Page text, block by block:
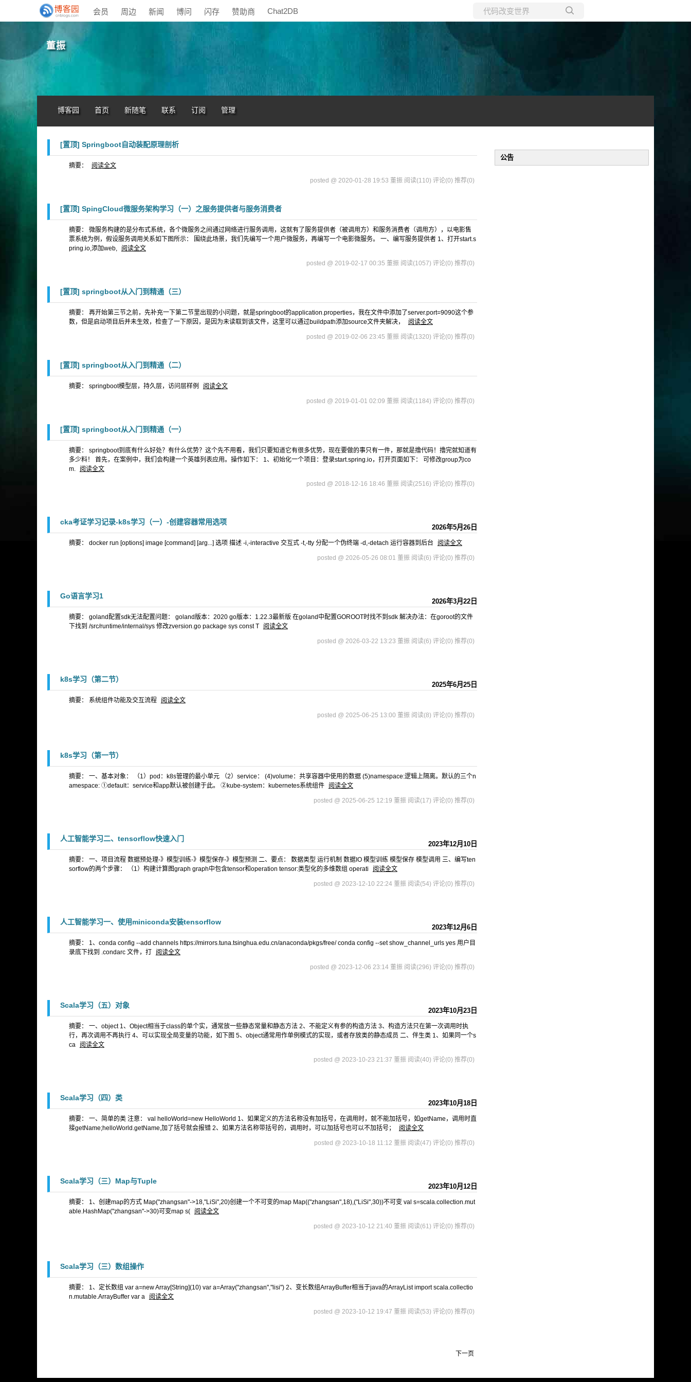
会员 周边 新闻 博问 闪存 赞助商 Chat2DB
董振
博客园 首页 新随笔 联系 订阅 管理
[置顶] Springboot自动装配原理剖析
摘要： 阅读全文
posted @ 2020-01-28 19:53 董振 阅读(110) 评论(0) 推荐(0)
[置顶] SpingCloud微服务架构学习（一）之服务提供者与服务消费者
摘要： 微服务构建的是分布式系统，各个微服务之间通过网络进行服务调用，这就有了服务提供者（被调用方）和服务消费者（调用方），以电影售
票系统为例，假设服务调用关系如下图所示： 围绕此场景，我们先编写一个用户微服务，再编写一个电影微服务。 一、编写服务提供者 1、打开start.s
pring.io,添加web,
阅读全文
posted @ 2019-02-17 00:35 董振 阅读(1057) 评论(0) 推荐(0)
[置顶] springboot从入门到精通（三）
摘要： 再开始第三节之前，先补充一下第二节里出现的小问题，就是springboot的application.properties，我在文件中添加了server.port=9090这个参
数，但是启动项目后并未生效，检查了一下原因，是因为未读取到该文件，这里可以通过buildpath添加source文件夹解决，
阅读全文
posted @ 2019-02-06 23:45 董振 阅读(1320) 评论(0) 推荐(0)
[置顶] springboot从入门到精通（二）
摘要： springboot模型层，持久层，访问层样例 阅读全文
posted @ 2019-01-01 02:09 董振 阅读(1184) 评论(0) 推荐(0)
[置顶] springboot从入门到精通（一）
摘要： springboot到底有什么好处？有什么优势？这个先不用看，我们只要知道它有很多优势，现在要做的事只有一件，那就是撸代码！撸完就知道有
多少料！ 首先，在案例中，我们会构建一个英雄列表应用。操作如下： 1、初始化一个项目：登录start.spring.io，打开页面如下： 可修改group为co
m.
阅读全文
posted @ 2018-12-16 18:46 董振 阅读(2516) 评论(0) 推荐(0)
2026年5月26日
cka考证学习记录-k8s学习（一）-创建容器常用选项
摘要： docker run [options] image [command] [arg...] 选项 描述 -i,-interactive 交互式 -t,-tty 分配一个伪终端 -d,-detach 运行容器到后台 阅读全文
posted @ 2026-05-26 08:01 董振 阅读(6) 评论(0) 推荐(0)
2026年3月22日
Go语言学习1
摘要： goland配置sdk无法配置问题： goland版本：2020 go版本：1.22.3最新版 在goland中配置GOROOT时找不到sdk 解决办法：在goroot的文件
下找到 /src/runtime/internal/sys 修改zversion.go package sys const T
阅读全文
posted @ 2026-03-22 13:23 董振 阅读(6) 评论(0) 推荐(0)
2025年6月25日
k8s学习（第二节）
摘要： 系统组件功能及交互流程 阅读全文
posted @ 2025-06-25 13:00 董振 阅读(8) 评论(0) 推荐(0)
k8s学习（第一节）
摘要： 一、基本对象： （1）pod：k8s管理的最小单元 （2）service： (4)volume：共享容器中使用的数据 (5)namespace:逻辑上隔离。默认的三个n
amespace: ①default：service和app默认被创建于此。 ②kube-system：kubernetes系统组件
阅读全文
posted @ 2025-06-25 12:19 董振 阅读(17) 评论(0) 推荐(0)
2023年12月10日
人工智能学习二、tensorflow快速入门
摘要： 一、项目流程 数据预处理-》模型训练-》模型保存-》模型预测 二、要点： 数据类型 运行机制 数据IO 模型训练 模型保存 模型调用 三、编写ten
sorflow的两个步骤： （1）构建计算图graph graph中包含tensor和operation tensor:类型化的多维数组 operati
阅读全文
posted @ 2023-12-10 22:24 董振 阅读(54) 评论(0) 推荐(0)
2023年12月6日
人工智能学习一、使用miniconda安装tensorflow
摘要： 1、conda config --add channels https://mirrors.tuna.tsinghua.edu.cn/anaconda/pkgs/free/ conda config --set show_channel_urls yes 用户目
录底下找到 .condarc 文件，打
阅读全文
posted @ 2023-12-06 23:14 董振 阅读(296) 评论(0) 推荐(0)
2023年10月23日
Scala学习（五）对象
摘要： 一、object 1、Object相当于class的单个实，通常放一些静态常量和静态方法 2、不能定义有参的构造方法 3、构造方法只在第一次调用时执
行，再次调用不再执行 4、可以实现全局变量的功能，如下图 5、object通常用作单例模式的实现，或者存放类的静态成员 二、伴生类 1、如果同一个s
ca
阅读全文
posted @ 2023-10-23 21:37 董振 阅读(40) 评论(0) 推荐(0)
2023年10月18日
Scala学习（四）类
摘要： 一、简单的类 注意： val helloWorld=new HelloWorld 1、如果定义的方法名称没有加括号，在调用时，就不能加括号，如getName，调用时直
接getName;helloWorld.getName,加了括号就会报错 2、如果方法名称带括号的，调用时，可以加括号也可以不加括号；
阅读全文
posted @ 2023-10-18 11:12 董振 阅读(47) 评论(0) 推荐(0)
2023年10月12日
Scala学习（三）Map与Tuple
摘要： 1、创建map的方式 Map("zhangsan"->18,"LiSi",20)创建一个不可变的map Map(("zhangsan",18),("LiSi",30))不可变 val s=scala.collection.mut
able.HashMap("zhangsan"->30)可变map s(
阅读全文
posted @ 2023-10-12 21:40 董振 阅读(61) 评论(0) 推荐(0)
Scala学习（三）数组操作
摘要： 1、定长数组 var a=new Array[String](10) var a=Array("zhangsan","lisi") 2、变长数组ArrayBuffer相当于java的ArrayList import scala.collectio
n.mutable.ArrayBuffer var a
阅读全文
posted @ 2023-10-12 19:47 董振 阅读(53) 评论(0) 推荐(0)
下一页
公告